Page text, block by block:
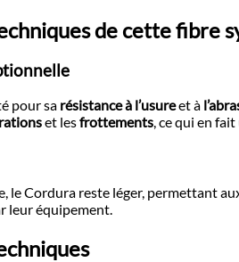
de cette fibre
pour sa résistance à l’usureet à
et lesfrottements, ce qui en
le Cordura reste léger, permettant
leur équipement.